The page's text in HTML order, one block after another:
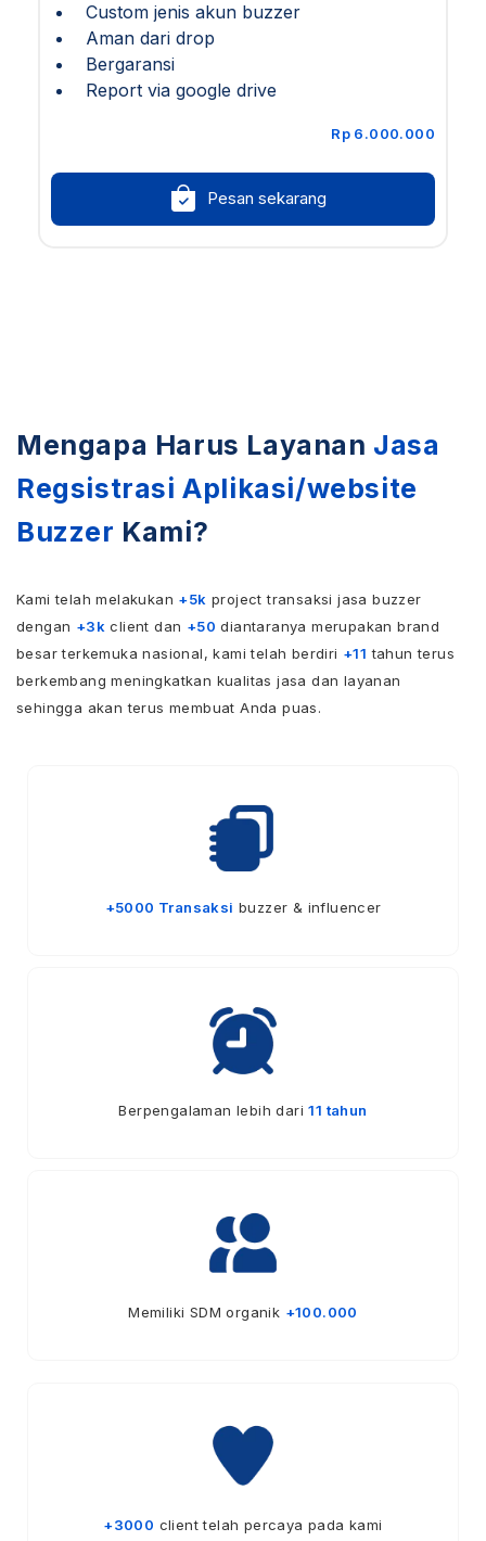
Custom jenis akun buzzer
Aman dari drop
Bergaransi
Report via google drive
Rp 6.000.000
Pesan sekarang
Mengapa Harus Layanan Jasa
Regsistrasi Aplikasi/website
Buzzer Kami?
Kami telah melakukan +5k project transaksi jasa buzzer
dengan +3k client dan +50 diantaranya merupakan brand
besar terkemuka nasional, kami telah berdiri +11 tahun terus
berkembang meningkatkan kualitas jasa dan layanan
sehingga akan terus membuat Anda puas.
+5000 Transaksi buzzer & influencer
Berpengalaman lebih dari11 tahun
Memiliki SDM organik +100.000
+3000 client telah percaya pada kami